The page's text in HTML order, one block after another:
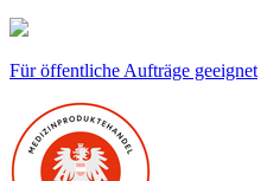
Für öffentliche Aufträge geeignet